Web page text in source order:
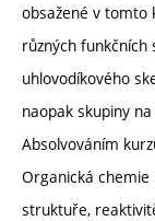
obsažené v tomto
různých funkčních
uhlovodíkového
naopak skupiny
Absolvováním
Organická chemie
struktuře,